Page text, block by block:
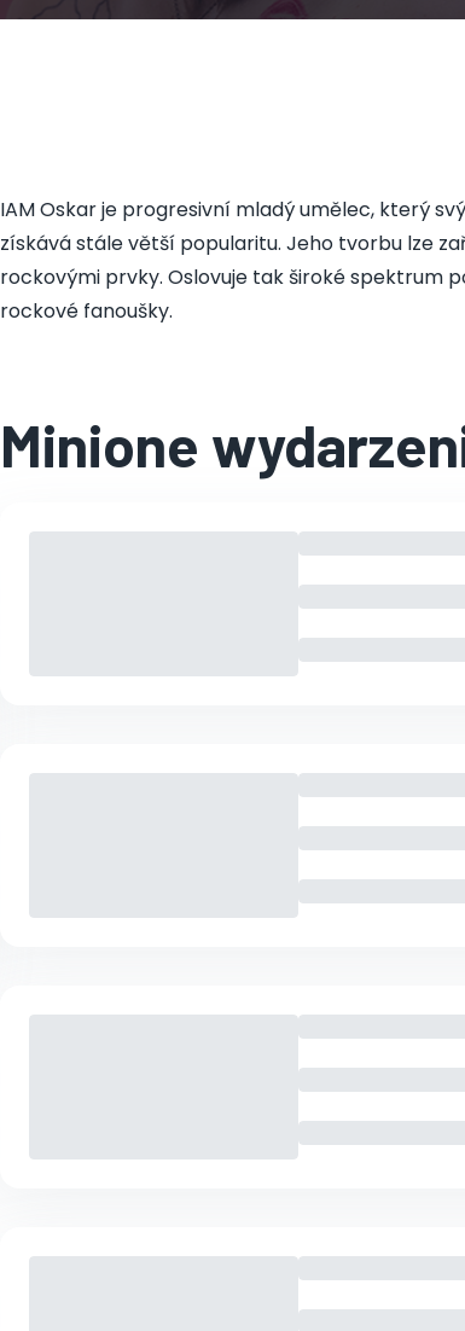
IAM Oskar je progresivní mladý umělec, který
získává stále větší popularitu. Jeho tvorbu lze
rockovými prvky. Oslovuje tak široké spektrum
rockové fanoušky.
Minione